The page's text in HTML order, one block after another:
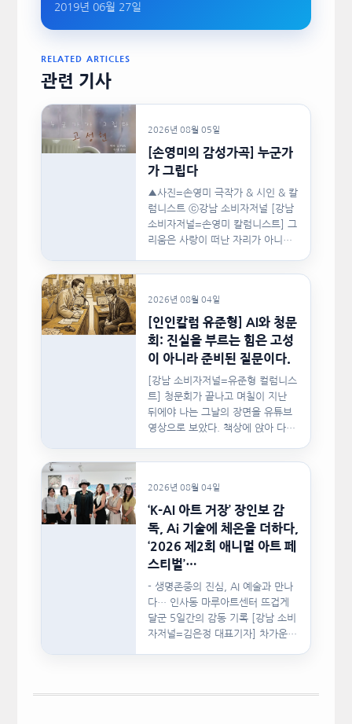
2019년 06월 27일
RELATED ARTICLES
관련 기사
2026년 08월 05일
[손영미의 감성가곡] 누군가
가 그립다
▲사진=손영미 극작가 & 시인 & 칼
럼니스트 ⓒ강남 소비자저널 [강남
소비자저널=손영미 칼럼니스트] 그
리움은 사랑이 떠난 자리가 아니라,
2026년 08월 04일
[인인칼럼 유준형] AI와 청문
회: 진실을 부르는 힘은 고성
이 아니라 준비된 질문이다.
[강남 소비자저널=유준형 컬럼니스
트] 청문회가 끝나고 며칠이 지난
뒤에야 나는 그날의 장면을 유튜브
영상으로 보았다. 책상에 앉아 다른
2026년 08월 04일
‘K-AI 아트 거장’ 장인보 감
독, Ai 기술에 체온을 더하다,
‘2026 제2회 애니멀 아트 페
스티벌’…
- 생명존중의 진심, AI 예술과 만나
다… 인사동 마루아트센터 뜨겁게
달군 5일간의 감동 기록 [강남 소비
자저널=김은정 대표기자] 차가운